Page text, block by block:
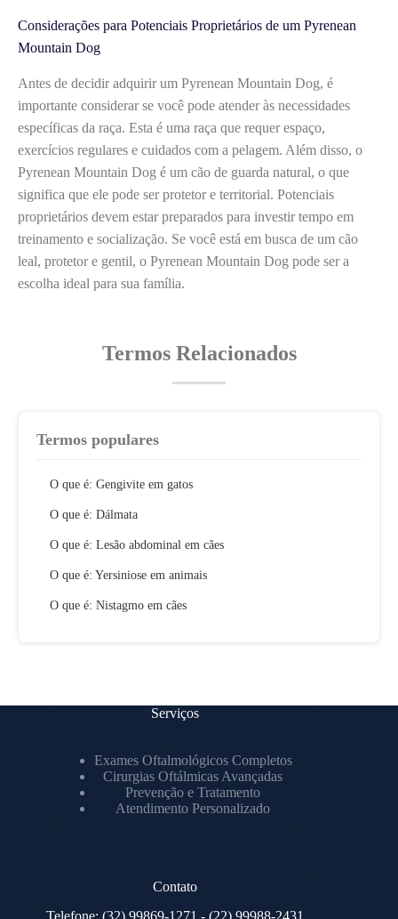
Considerações para Potenciais Proprietários de um Pyrenean
Mountain Dog
Antes de decidir adquirir um Pyrenean Mountain Dog, é
importante considerar se você pode atender às necessidades
específicas da raça. Esta é uma raça que requer espaço,
exercícios regulares e cuidados com a pelagem. Além disso, o
Pyrenean Mountain Dog é um cão de guarda natural, o que
significa que ele pode ser protetor e territorial. Potenciais
proprietários devem estar preparados para investir tempo em
treinamento e socialização. Se você está em busca de um cão
leal, protetor e gentil, o Pyrenean Mountain Dog pode ser a
escolha ideal para sua família.
Termos Relacionados
Termos populares
O que é: Gengivite em gatos
O que é: Dálmata
O que é: Lesão abdominal em cães
O que é: Yersiniose em animais
O que é: Nistagmo em cães
Serviços
Exames Oftalmológicos Completos
Cirurgias Oftálmicas Avançadas
Prevenção e Tratamento
Atendimento Personalizado
Contato
Telefone: (32) 99869-1271 - (22) 99988-2431